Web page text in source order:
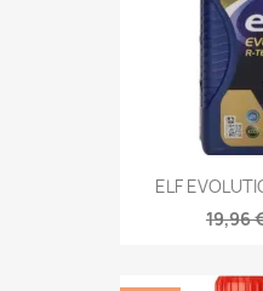
ELF
19,96